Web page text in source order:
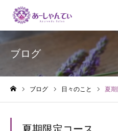
ブログ
ブログ 日々のこと 夏